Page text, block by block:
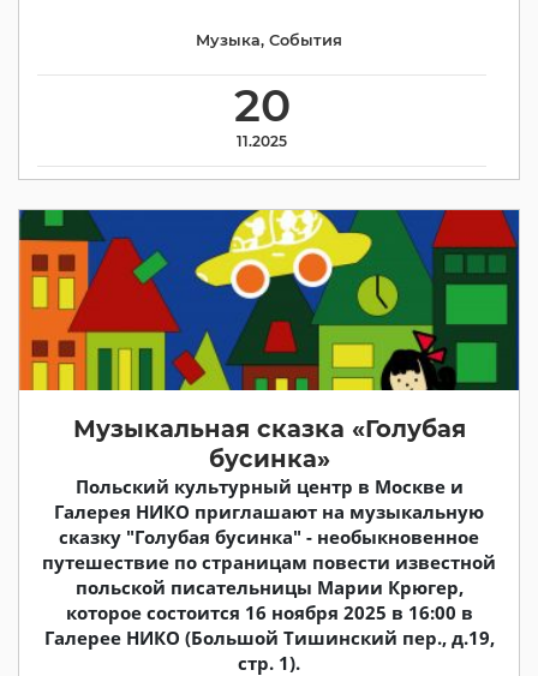
20
11.2025
Музыка, События
Музыкальная сказка «Голубая
бусинка»
Польский культурный центр в Москве и
Галерея НИКО приглашают на музыкальную
сказку "Голубая бусинка" - необыкновенное
путешествие по страницам повести известной
польской писательницы Марии Крюгер,
которое состоится 16 ноября 2025 в 16:00 в
Галерее НИКО (Большой Тишинский пер., д.19,
стр. 1).